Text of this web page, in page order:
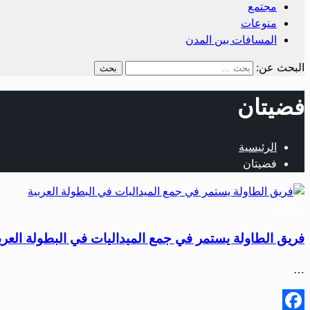
مجتمع
منوعات
المسافات بين المدن
البحث عن:
فضيتان
الرئيسية
فضيتان
فريق الطاولة يستمر في جمع الميداليات في البطولة
…